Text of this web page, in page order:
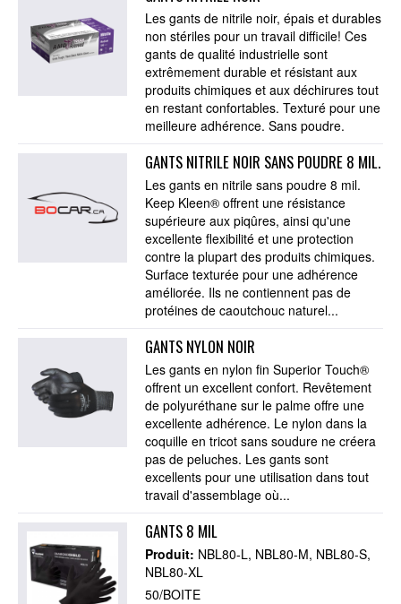
Les gants de nitrile noir, épais et durables
non stériles pour un travail difficile! Ces
gants de qualité industrielle sont
extrêmement durable et résistant aux
produits chimiques et aux déchirures tout
en restant confortables. Texturé pour une
meilleure adhérence. Sans poudre.
GANTS NITRILE NOIR SANS POUDRE 8 MIL.
Les gants en nitrile sans poudre 8 mil.
Keep Kleen® offrent une résistance
supérieure aux piqûres, ainsi qu'une
excellente flexibilité et une protection
contre la plupart des produits chimiques.
Surface texturée pour une adhérence
améliorée. Ils ne contiennent pas de
protéines de caoutchouc naturel...
GANTS NYLON NOIR
Les gants en nylon fin Superior Touch®
offrent un excellent confort. Revêtement
de polyuréthane sur le palme offre une
excellente adhérence. Le nylon dans la
coquille en tricot sans soudure ne créera
pas de peluches. Les gants sont
excellents pour une utilisation dans tout
travail d'assemblage où...
GANTS 8 MIL
Produit: NBL80-L NBL80-M NBL80-S
NBL80-XL
50/BOITE